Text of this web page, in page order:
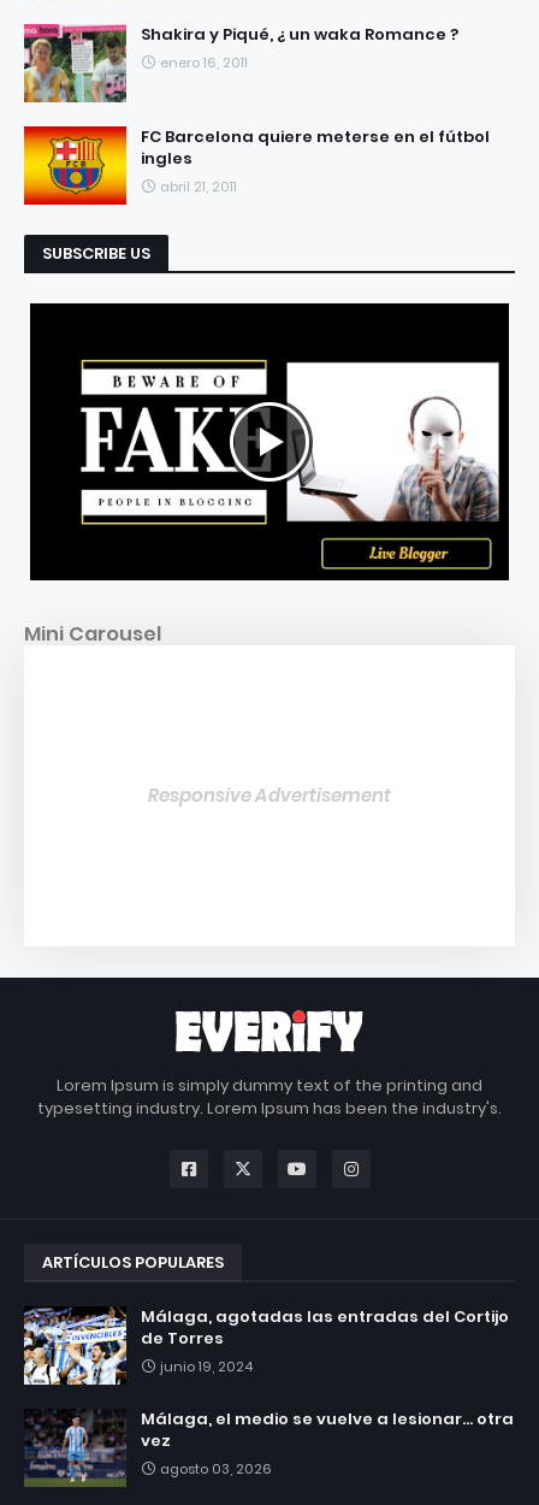
Shakira y Piqué, ¿ un waka Romance ?
enero 16, 2011
FC Barcelona quiere meterse en el fútbol
ingles
abril 21, 2011
SUBSCRIBE US
Mini Carousel
Responsive Advertisement
Lorem Ipsum is simply dummy text of the printing and
typesetting industry. Lorem Ipsum has been the industry's.
ARTÍCULOS POPULARES
Málaga, agotadas las entradas del Cortijo
de Torres
junio 19, 2024
Málaga, el medio se vuelve a lesionar... otra
vez
agosto 03, 2026